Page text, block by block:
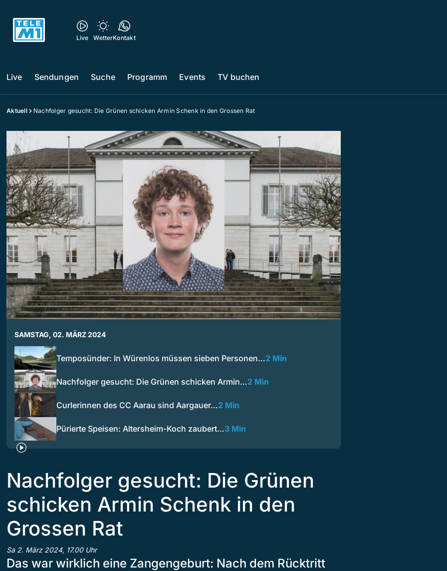
Live WetterKontakt
Live Sendungen Suche Programm Events TV buchen
Aktuell Nachfolger gesucht: Die Grünen schicken Armin Schenk in den Grossen Rat
SAMSTAG, 02. MÄRZ 2024
Temposünder: In Würenlos müssen sieben Personen…2 Min
Nachfolger gesucht: Die Grünen schicken Armin…2 Min
Curlerinnen des CC Aarau sind Aargauer…2 Min
Pürierte Speisen: Altersheim-Koch zaubert…3 Min
Nachfolger gesucht: Die Grünen
schicken Armin Schenk in den
Grossen Rat
Sa 2. März 2024, 17.00 Uhr
Das war wirklich eine Zangengeburt: Nach dem Rücktritt